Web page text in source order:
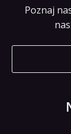
Poznaj